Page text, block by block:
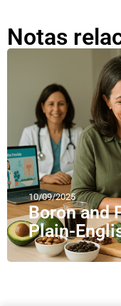
Notas
10/09/2025
Boron and
Plain-